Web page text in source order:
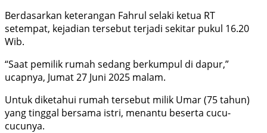
Berdasarkan keterangan Fahrul selaki ketua RT
setempat, kejadian tersebut terjadi sekitar pukul 16.20
Wib.
“Saat pemilik rumah sedang berkumpul di dapur,”
ucapnya, Jumat 27 Juni 2025 malam.
Untuk diketahui rumah tersebut milik Umar (75 tahun)
yang tinggal bersama istri, menantu beserta cucu-
cucunya.